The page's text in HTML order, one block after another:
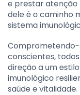
e prestar atenção
dele é o caminho
sistema
Comprometendo-
conscientes,
direção a um
imunológico
saúde e vitalidade.